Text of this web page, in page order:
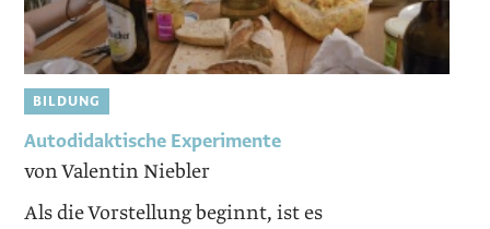
BILDUNG
Autodidaktische Experimente
von Valentin Niebler
Als die Vorstellung beginnt, ist es